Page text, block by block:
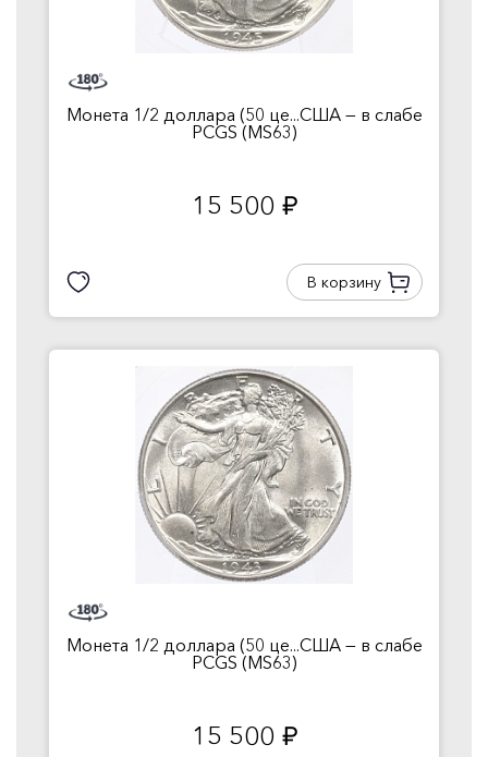
Монета 1/2 доллара (50 це...США — в слабе
PCGS (MS63)
15 500 руб.
В корзину
Монета 1/2 доллара (50 це...США — в слабе
PCGS (MS63)
15 500 руб.